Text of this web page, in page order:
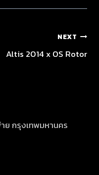
NEXT
Altis 2014 x OS Rotor
กรุงเทพมหานคร